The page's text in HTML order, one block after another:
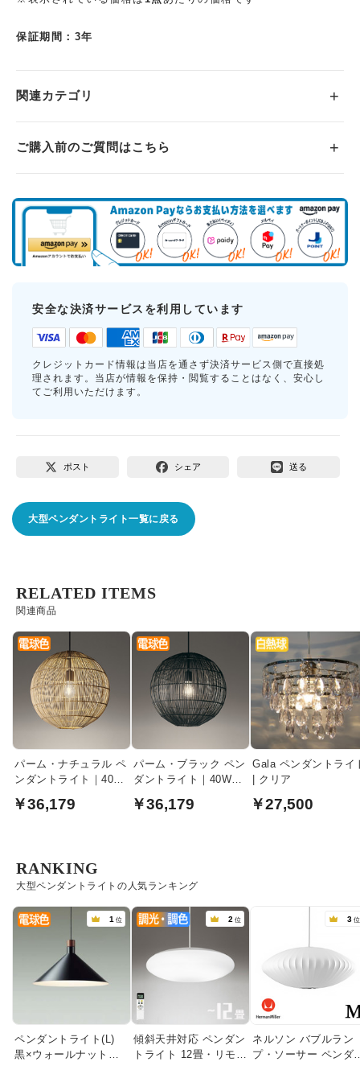
保証期間：3年
関連カテゴリ
ご購入前のご質問はこちら
安全な決済サービスを利用しています
クレジットカード情報は当店を通さず決済サービス側で直接処
理されます。当店が情報を保持・閲覧することはなく、安心し
てご利用いただけます。
ポスト シェア 送る
大型ペンダントライト一覧に戻る
関連商品
RELATED ITEMS
パーム・ナチュラル ペ
ンダントライト｜40W
￥36,179
パーム・ブラック ペン
ダントライト｜40W相
￥36,179
Gala ペンダントライ
| クリア
￥27,500
大型ペンダントライトの人気ランキング
RANKING
1 位
ペンダントライト(L)
黒×ウォールナット色
2 位
傾斜天井対応 ペンダン
トライト 12畳・リモコ
3 位
ネルソン バブルラン
プ・ソーサー ペンダ